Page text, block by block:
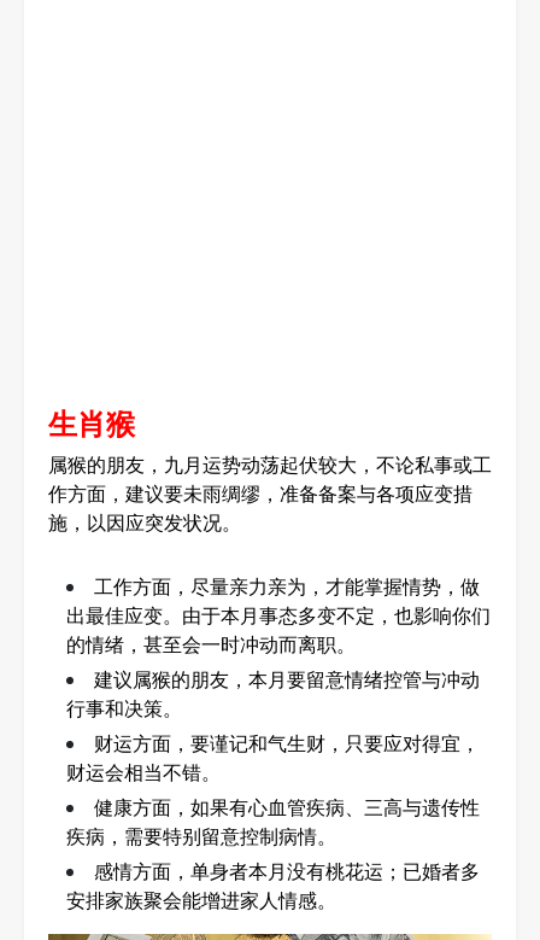
生肖猴
属猴的朋友，九月运势动荡起伏较大，不论私事或工
作方面，建议要未雨绸缪，准备备案与各项应变措
施，以因应突发状况。
工作方面，尽量亲力亲为，才能掌握情势，做
出最佳应变。由于本月事态多变不定，也影响你们
的情绪，甚至会一时冲动而离职。
建议属猴的朋友，本月要留意情绪控管与冲动
行事和决策。
财运方面，要谨记和气生财，只要应对得宜，
财运会相当不错。
健康方面，如果有心血管疾病、三高与遗传性
疾病，需要特别留意控制病情。
感情方面，单身者本月没有桃花运；已婚者多
安排家族聚会能增进家人情感。